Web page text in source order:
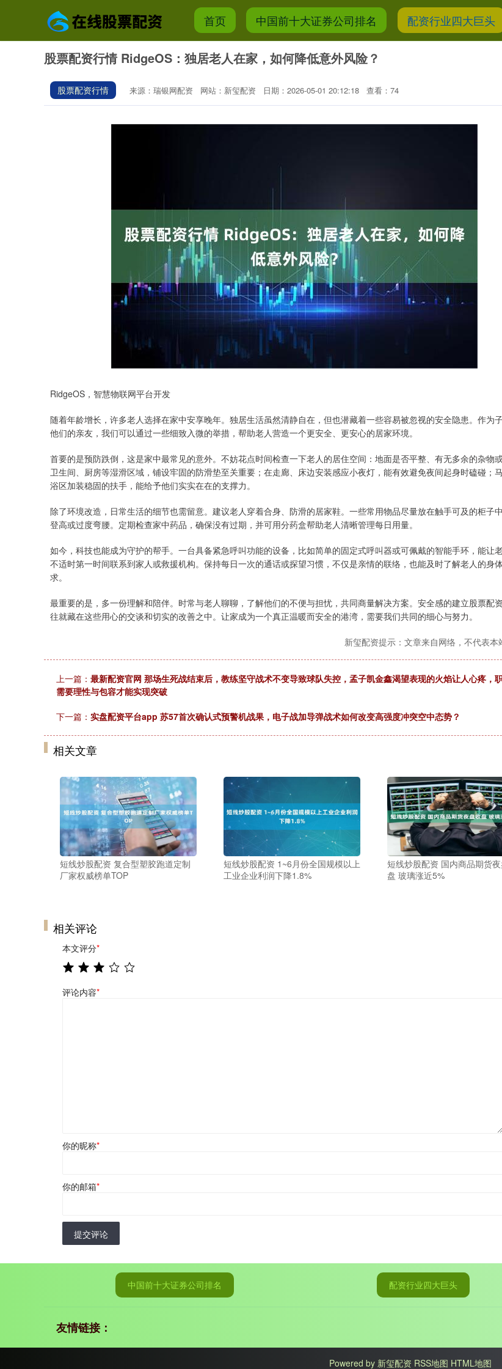
首页 中国前十大证券公司排名 配资行业四大巨头
股票配资行情 RidgeOS：独居老人在家，如何降低意外风险？
股票配资行情 来源：瑞银网配资 网站：新玺配资 日期：2026-05-01 20:12:18 查看：74
RidgeOS，智慧物联网平台开发
随着年龄增长，许多老人选择在家中安享晚年。独居生活虽然清静自在，但也潜藏着一些容易被忽视的安全隐患。作为
他们的亲友，我们可以通过一些细致入微的举措，帮助老人营造一个更安全、更安心的居家环境。
首要的是预防跌倒，这是家中最常见的意外。不妨花点时间检查一下老人的居住空间：地面是否平整、有无多余的杂物
卫生间、厨房等湿滑区域，铺设牢固的防滑垫至关重要；在走廊、床边安装感应小夜灯，能有效避免夜间起身时磕碰；
浴区加装稳固的扶手，能给予他们实实在在的支撑力。
除了环境改造，日常生活的细节也需留意。建议老人穿着合身、防滑的居家鞋。一些常用物品尽量放在触手可及的柜子
登高或过度弯腰。定期检查家中药品，确保没有过期，并可用分药盒帮助老人清晰管理每日用量。
如今，科技也能成为守护的帮手。一台具备紧急呼叫功能的设备，比如简单的固定式呼叫器或可佩戴的智能手环，能让
不适时第一时间联系到家人或救援机构。保持每日一次的通话或探望习惯，不仅是亲情的联络，也能及时了解老人的身
求。
最重要的是，多一份理解和陪伴。时常与老人聊聊，了解他们的不便与担忧，共同商量解决方案。安全感的建立股票配
往就藏在这些用心的交谈和切实的改善之中。让家成为一个真正温暖而安全的港湾，需要我们共同的细心与努力。
新玺配资提示：文章来自网络，不代表本
上一篇： 最新配资官网 那场生死战结束后，教练坚守战术不变导致球队失控，孟子凯金鑫渴望表现的火焰让人心疼，
需要理性与包容才能实现突破
下一篇： 实盘配资平台app 苏57首次确认式预警机战果，电子战加导弹战术如何改变高强度冲突空中态势？
相关文章
短线炒股配资 复合型塑胶跑道定制
厂家权威榜单TOP
短线炒股配资 1~6月份全国规模以上
工业企业利润下降1.8%
短线炒股配资 国内商品期货
盘 玻璃涨近5%
相关评论
本文评分*
评论内容*
你的昵称*
你的邮箱*
提交评论
中国前十大证券公司排名 配资行业四大巨头
友情链接：
Powered by 新玺配资 RSS地图 HTML地图